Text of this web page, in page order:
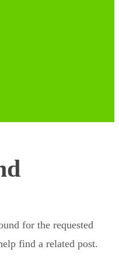
for the requested
find a related post.